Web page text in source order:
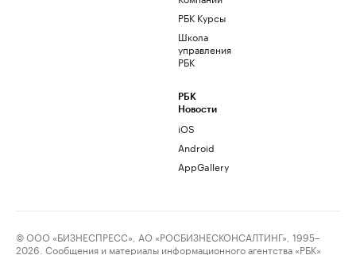
РБК Курсы
Школа
управления
РБК
РБК
Новости
iOS
Android
AppGallery
© ООО «БИЗНЕСПРЕСС», АО «РОСБИЗНЕСКОНСАЛТИНГ», 1995–
2026. Сообщения и материалы информационного агентства «РБК»